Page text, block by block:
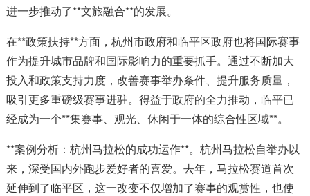
进一步推动了**文旅融合**的发展。
在**政策扶持**方面，杭州市政府和临平区政府也将国际赛事
作为提升城市品牌和国际影响力的重要抓手。通过不断加大
投入和政策支持力度，改善赛事举办条件、提升服务质量，
吸引更多重磅级赛事进驻。得益于政府的全力推动，临平已
经成为一个**集赛事、观光、休闲于一体的综合性区域**。
**案例分析：杭州马拉松的成功运作**。杭州马拉松自举办以
来，深受国内外跑步爱好者的喜爱。去年，马拉松赛道首次
延伸到了临平区，这一改变不仅增加了赛事的观赏性，也使